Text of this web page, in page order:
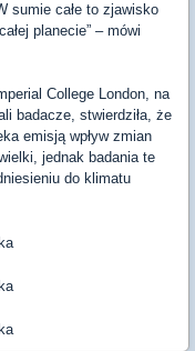
sumie całe to zjawisko
planecie” – mówi
College London, na
badacze, stwierdziła, że
emisją wpływ zmian
jednak badania te
do klimatu